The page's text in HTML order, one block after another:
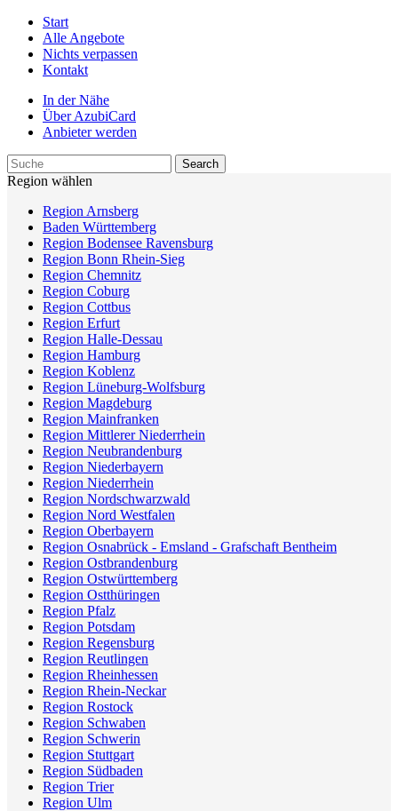
Start
Alle Angebote
Nichts verpassen
Kontakt
In der Nähe
Über AzubiCard
Anbieter werden
Region wählen
Region Arnsberg
Baden Württemberg
Region Bodensee Ravensburg
Region Bonn Rhein-Sieg
Region Chemnitz
Region Coburg
Region Cottbus
Region Erfurt
Region Halle-Dessau
Region Hamburg
Region Koblenz
Region Lüneburg-Wolfsburg
Region Magdeburg
Region Mainfranken
Region Mittlerer Niederrhein
Region Neubrandenburg
Region Niederbayern
Region Niederrhein
Region Nordschwarzwald
Region Nord Westfalen
Region Oberbayern
Region Osnabrück - Emsland - Grafschaft Bentheim
Region Ostbrandenburg
Region Ostwürttemberg
Region Ostthüringen
Region Pfalz
Region Potsdam
Region Regensburg
Region Reutlingen
Region Rheinhessen
Region Rhein-Neckar
Region Rostock
Region Schwaben
Region Schwerin
Region Stuttgart
Region Südbaden
Region Trier
Region Ulm